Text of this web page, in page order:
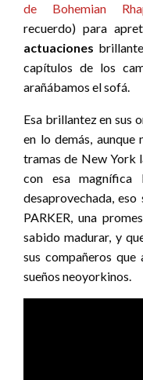
de Bohemian
recuerdo) para
actuaciones
capítulos de los
arañábamos el sofá.
Esa brillantez en sus
en lo demás,
tramas de New York
con esa magnífica
desaprovechada,
PARKER, una
sabido madurar, y
sus compañeros que
sueños neoyorkinos.